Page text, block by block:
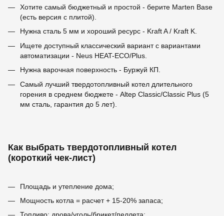
Хотите самый бюджетный и простой - берите Marten Base
(есть версия с плитой).
Нужна сталь 5 мм и хороший ресурс - Kraft A / Kraft K.
Ищете доступный классический вариант с вариантами
автоматизации - Neus HEAT-ECO/Plus.
Нужна варочная поверхность - Буржуй КП.
Самый лучший твердотопливный котел длительного
горения в среднем бюджете - Altep Classic/Classic Plus (5
мм сталь, гарантия до 5 лет).
Как выбрать твердотопливный котел
(короткий чек-лист)
Площадь и утепление дома;
Мощность котла = расчет + 15-20% запаса;